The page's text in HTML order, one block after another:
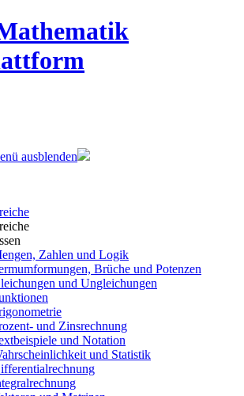
ausblenden
Zahlen und Logik
Brüche und Potenzen
und Ungleichungen
und Zinsrechnung
und Notation
und Statistik